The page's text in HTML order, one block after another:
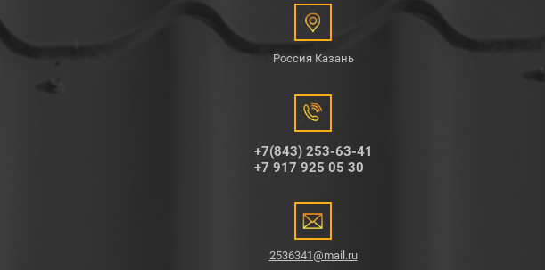
Россия Казань
+7(843) 253-63-41
+7 917 925 05 30
2536341@mail.ru